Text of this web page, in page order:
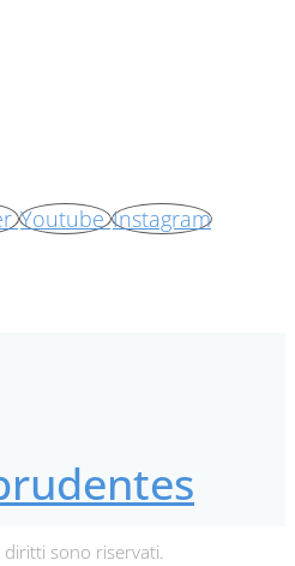
Youtube Instagram
sono riservati.